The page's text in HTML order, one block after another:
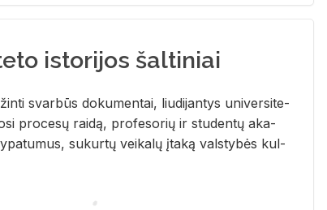
istorijos šaltiniai
svar­būs do­ku­men­tai, liu­di­jan­tys uni­ver­si­te­
pro­ce­sų rai­dą, pro­fe­so­rių ir stu­den­tų aka­
su­kur­tų vei­ka­lų įta­ką vals­ty­bės kul­